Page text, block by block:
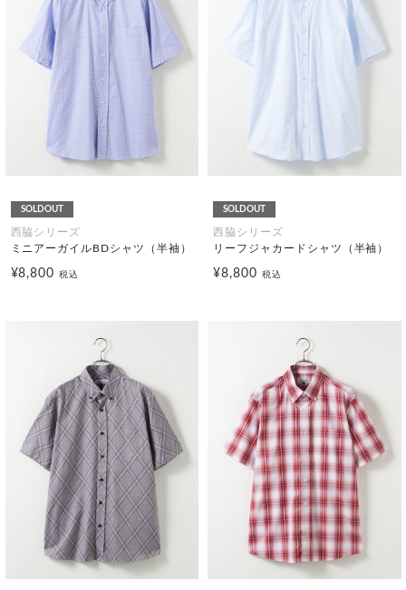
SOLDOUT
西脇シリーズ
ミニアーガイルBDシャツ（半袖）
¥8,800税込
SOLDOUT
西脇シリーズ
リーフジャカードシャツ（半袖）
¥8,800 税込